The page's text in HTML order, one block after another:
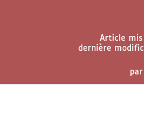
Article
dernière
par